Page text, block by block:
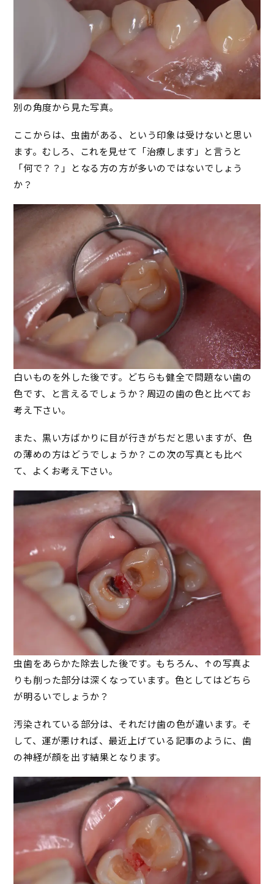
別の角度から見た写真。
ここからは、虫歯がある、という印象は受けないと思い
ます。むしろ、これを見せて「治療します」と言うと
「何で？？」となる方の方が多いのではないでしょう
か？
白いものを外した後です。どちらも健全で問題ない歯の
色です、と言えるでしょうか？周辺の歯の色と比べてお
考え下さい。
また、黒い方ばかりに目が行きがちだと思いますが、色
の薄めの方はどうでしょうか？この次の写真とも比べ
て、よくお考え下さい。
虫歯をあらかた除去した後です。もちろん、↑の写真よ
りも削った部分は深くなっています。色としてはどちら
が明るいでしょうか？
汚染されている部分は、それだけ歯の色が違います。そ
して、運が悪ければ、最近上げている記事のように、歯
の神経が顔を出す結果となります。